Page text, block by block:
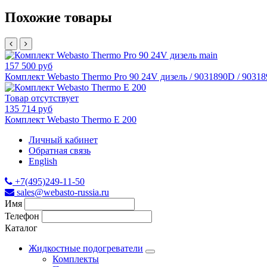
Похожие товары
157 500 руб
Комплект Webasto Thermo Pro 90 24V дизель / 9031890D /
Товар отсутствует
135 714 руб
Комплект Webasto Thermo E 200
Личный кабинет
Обратная связь
English
+7(495)249-11-50
sales@webasto-russia.ru
Имя
Телефон
Каталог
Жидкостные подогреватели
Комплекты